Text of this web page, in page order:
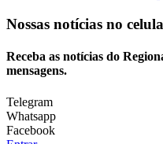
Nossas notícias no
Receba as notícias do
mensagens.
Telegram
Whatsapp
Facebook